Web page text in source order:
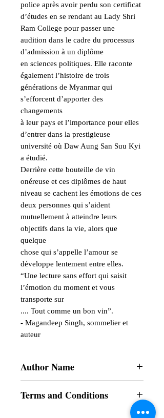
police après avoir perdu son certificat
d’études en se rendant au Lady Shri
Ram College pour passer une
audition dans le cadre du processus
d’admission à un diplôme
en sciences politiques. Elle raconte
également l’histoire de trois
générations de Myanmar qui
s’efforcent d’apporter des
changements
à leur pays et l’importance pour elles
d’entrer dans la prestigieuse
université où Daw Aung San Suu Kyi
a étudié.
Derrière cette bouteille de vin
onéreuse et ces diplômes de haut
niveau se cachent les émotions de ces
deux personnes qui s’aident
mutuellement à atteindre leurs
objectifs dans la vie, alors que
quelque
chose qui s’appelle l’amour se
développe lentement entre elles.
“Une lecture sans effort qui saisit
l’émotion du moment et vous
transporte sur
.... Tout comme un bon vin”.
- Magandeep Singh, sommelier et
auteur
Author Name
Terms and Conditions